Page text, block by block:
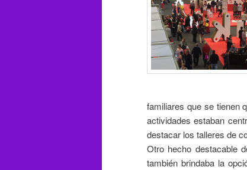
familiares que se tienen
actividades estaban
destacar los talleres de
Otro hecho destacable
también brindaba la